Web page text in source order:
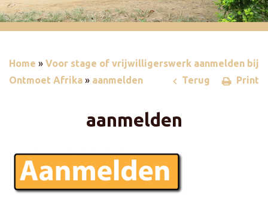
Home » Voor stage of vrijwilligerswerk aanmelden bij
Ontmoet Afrika » aanmelden Print
Terug
aanmelden